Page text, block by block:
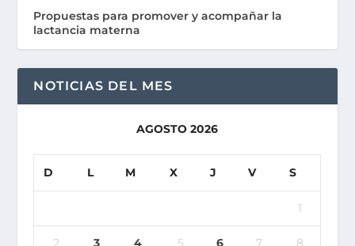
Propuestas para promover y acompañar la
lactancia materna
NOTICIAS DEL MES
AGOSTO 2026
D L M X J V S
1
2 3 4 5 6 7 8